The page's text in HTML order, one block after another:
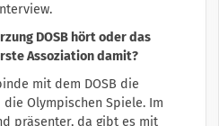
DOSB hört oder das
Assoziation damit?
mit dem DOSB die
Olympischen Spiele. Im
präsenter, da gibt es mit